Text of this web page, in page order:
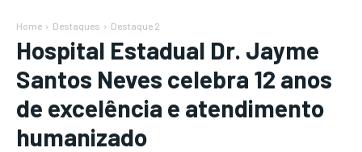
Home Destaques Destaque 2
Hospital Estadual Dr. Jayme
Santos Neves celebra 12 anos
de excelência e atendimento
humanizado